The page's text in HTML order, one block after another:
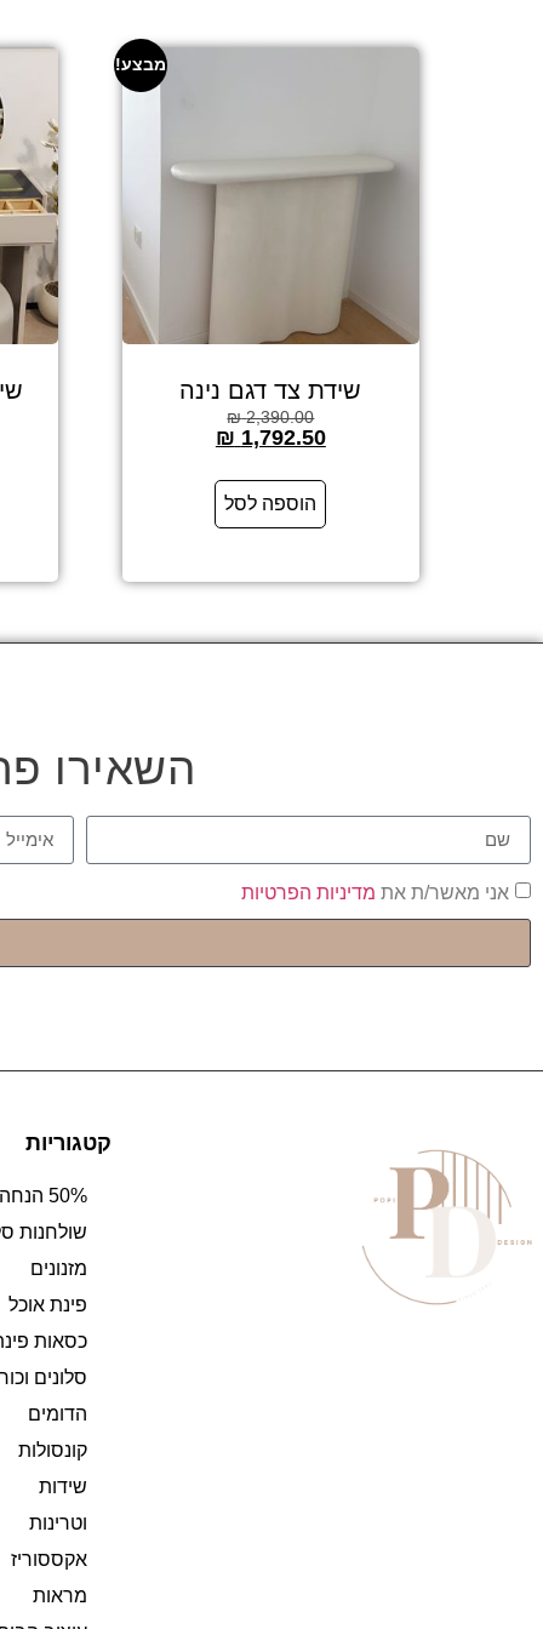
מבצע!
שידת צד דגם נינה
2,390.00
₪
1,792.50
₪
הוספה לסל
השאירו
אני מאשר/ת את מדיניות הפרטיות
קטגוריות
50% הנחה
שולחנות
מזנונים
פינת אוכל
כסאות
סלונים
הדומים
קונסולות
שידות
וטרינות
אקססוריז
מראות